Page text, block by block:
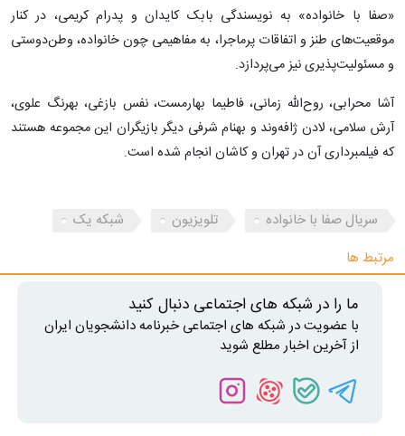
«صفا با خانواده» به نویسندگی بابک کایدان و پدرام کریمی، در کنار
موقعیت‌های طنز و اتفاقات پرماجرا، به مفاهیمی چون خانواده، وطن‌دوستی
و مسئولیت‌پذیری نیز می‌پردازد.
آشا محرابی، روح‌الله زمانی، فاطیما بهارمست، نفس بازغی، بهرنگ علوی،
آرش سلامی، لادن ژافه‌وند و بهنام شرفی دیگر بازیگران این مجموعه هستند
که فیلمبرداری آن در تهران و کاشان انجام شده است.
سریال صفا با خانواده تلویزیون
شبکه یک
مرتبط ها
ما را در شبکه های اجتماعی دنبال کنید
با عضویت در شبکه های اجتماعی خبرنامه دانشجویان ایران
از آخرین اخبار مطلع شوید